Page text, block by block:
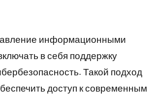
информационными
в себя поддержку
Такой подход
доступ к современным